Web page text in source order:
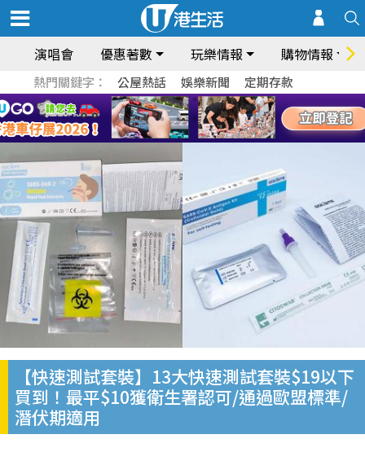
演唱會 優惠著數 玩樂情報 購物情報
熱門關鍵字： 公屋熱話 娛樂新聞 定期存款
【快速測試套裝】13大快速測試套裝$19以下
買到！最平$10獲衛生署認可/通過歐盟標準/
潛伏期適用